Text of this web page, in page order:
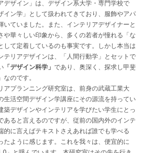
デザイン」は、デザイン系大学・専門学校で
イン学」として扱われてきており、服飾やアパ
いていました。また、インテリアデザイナーと
や華々しい印象から、多くの若者が憧れる「な
して定着しているのも事実です。しかし本当は
テリアデザインは、「人間行動学」とセットで
「デザイン科学」 であり、奥深く、探求し甲斐
のです。
アプランニング研究室は、前身の武蔵工業大
生活空間デザイン学講座にその源流を持ってい
築デザインやインテリアを学びたい学生にとっ
あると言えるのですが、従前の国内外のインテ
的に言えばテキストさえあれば誰でも学べる
たように感じます。これを我々は、便宜的に